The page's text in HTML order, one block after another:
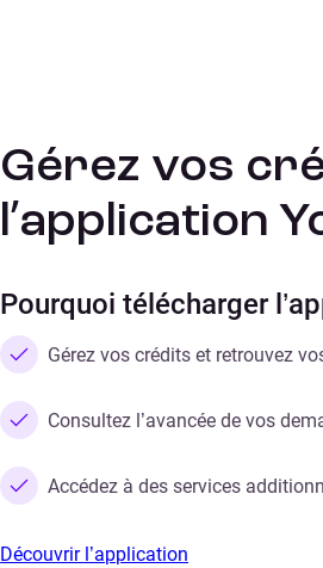
Gérez vos
l’application
Pourquoi télécharger
Gérez vos crédits et retrouvez
Consultez l’avancée de vos
Accédez à des services
Découvrir l’application